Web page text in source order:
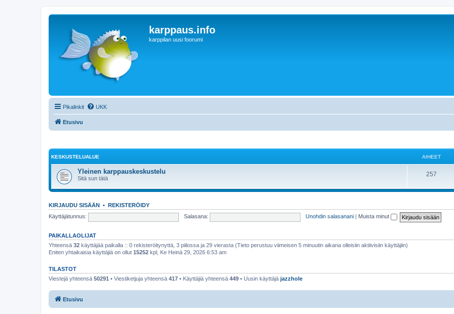
karppaus.info
karppilan uusi foorumi
Pikalinkit UKK
Etusivu
KESKUSTELUALUE AIHEET
Yleinen karppauskeskustelu
Sitä sun tätä
257
KIRJAUDU SISÄÄN • REKISTERÖIDY
Käyttäjätunnus:
Salasana: Unohdin salasanani Muista minut
PAIKALLAOLIJAT
Yhteensä 32 käyttäjää paikalla :: 0 rekisteröitynyttä, 3 piilossa ja 29 vierasta (Tieto perustuu viimeisen 5 minuutin aikana olleisiin aktiivisiin käyttäjiin)
Eniten yhtaikaisia käyttäjiä on ollut 15252 kpl, Ke Heinä 29, 2026 6:53 am
TILASTOT
Viestejä yhteensä 50291 • Viestiketjuja yhteensä 417 • Käyttäjiä yhteensä 449 • Uusin käyttäjä jazzhole
Etusivu